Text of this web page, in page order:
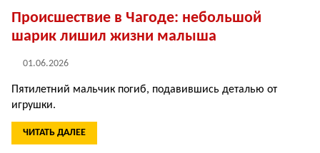
Происшествие в Чагоде: небольшой
шарик лишил жизни малыша
01.06.2026
Пятилетний мальчик погиб, подавившись деталью от
игрушки.
ЧИТАТЬ ДАЛЕЕ